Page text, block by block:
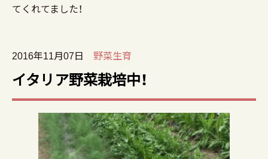
てくれてました！
2016年11月07日 野菜生育
イタリア野菜栽培中！